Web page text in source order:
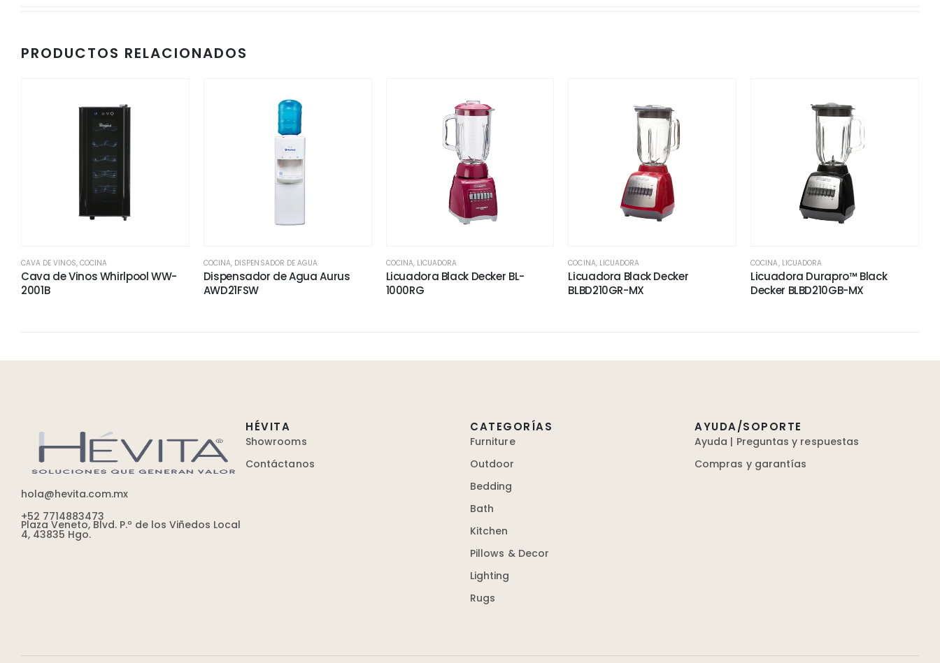
PRODUCTOS RELACIONADOS
CAVA DE VINOS, COCINA
Cava de Vinos Whirlpool WW-
2001B
COCINA, DISPENSADOR DE AGUA
Dispensador de Agua Aurus
AWD21FSW
COCINA, LICUADORA
Licuadora Black Decker BL-
1000RG
COCINA, LICUADORA
Licuadora Black Decker
BLBD210GR-MX
COCINA, LICUADORA
Licuadora Durapro™ Black
Decker BLBD210GB-MX
hola@hevita.com.mx
+52 7714883473
Plaza Veneto, Blvd. P.º de los Viñedos Local
4, 43835 Hgo.
HÉVITA
Showrooms
Contáctanos
CATEGORÍAS
Furniture
Outdoor
Bedding
Bath
Kitchen
Pillows & Decor
Lighting
Rugs
AYUDA/SOPORTE
Ayuda | Preguntas y respuestas
Compras y garantías